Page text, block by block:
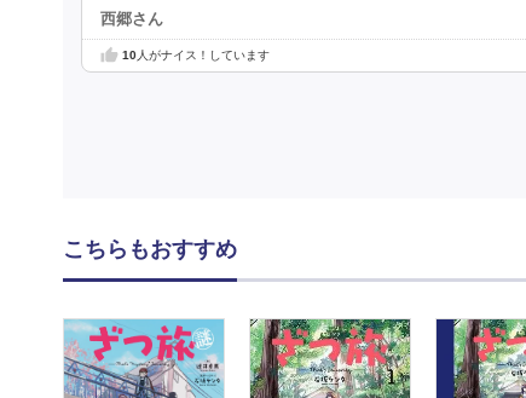
西郷さん
10人がナイス！しています
こちらもおすすめ